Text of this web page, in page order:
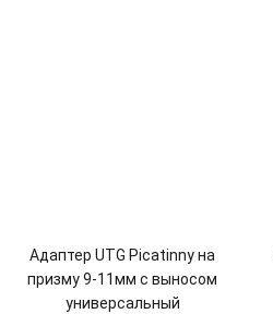
Адаптер UTG Picatinny на
призму 9-11мм с выносом
универсальный